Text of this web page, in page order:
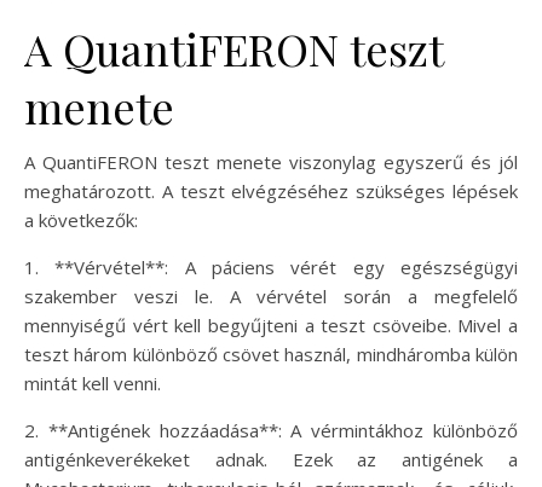
A QuantiFERON teszt
menete
A QuantiFERON teszt menete viszonylag egyszerű és jól
meghatározott. A teszt elvégzéséhez szükséges lépések
a következők:
1. **Vérvétel**: A páciens vérét egy egészségügyi
szakember veszi le. A vérvétel során a megfelelő
mennyiségű vért kell begyűjteni a teszt csöveibe. Mivel a
teszt három különböző csövet használ, mindháromba külön
mintát kell venni.
2. **Antigének hozzáadása**: A vérmintákhoz különböző
antigénkeverékeket adnak. Ezek az antigének a